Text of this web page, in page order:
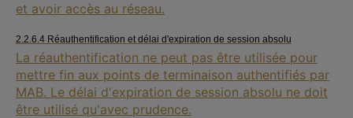
et avoir accès au réseau.
2.2.6.4 Réauthentification et délai d'expiration de session absolu
La réauthentification ne peut pas être utilisée pour
mettre fin aux points de terminaison authentifiés par
MAB. Le délai d'expiration de session absolu ne doit
être utilisé qu'avec prudence.